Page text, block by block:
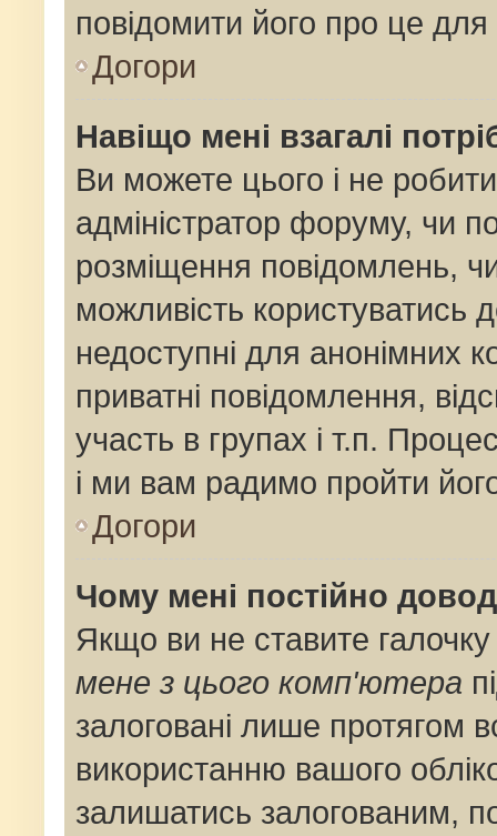
повідомити його про це
Догори
Навіщо мені взагалі
Ви можете цього і не
адміністратор форуму, чи
розміщення повідомлень,
можливість користуватись
недоступні для анонімних
приватні повідомлення,
участь в групах і т.п.
і ми вам радимо пройти
Догори
Чому мені постійно
Якщо ви не ставите
мене з цього комп'ютера
залоговані лише протягом
використанню вашого
залишатись залогованим,